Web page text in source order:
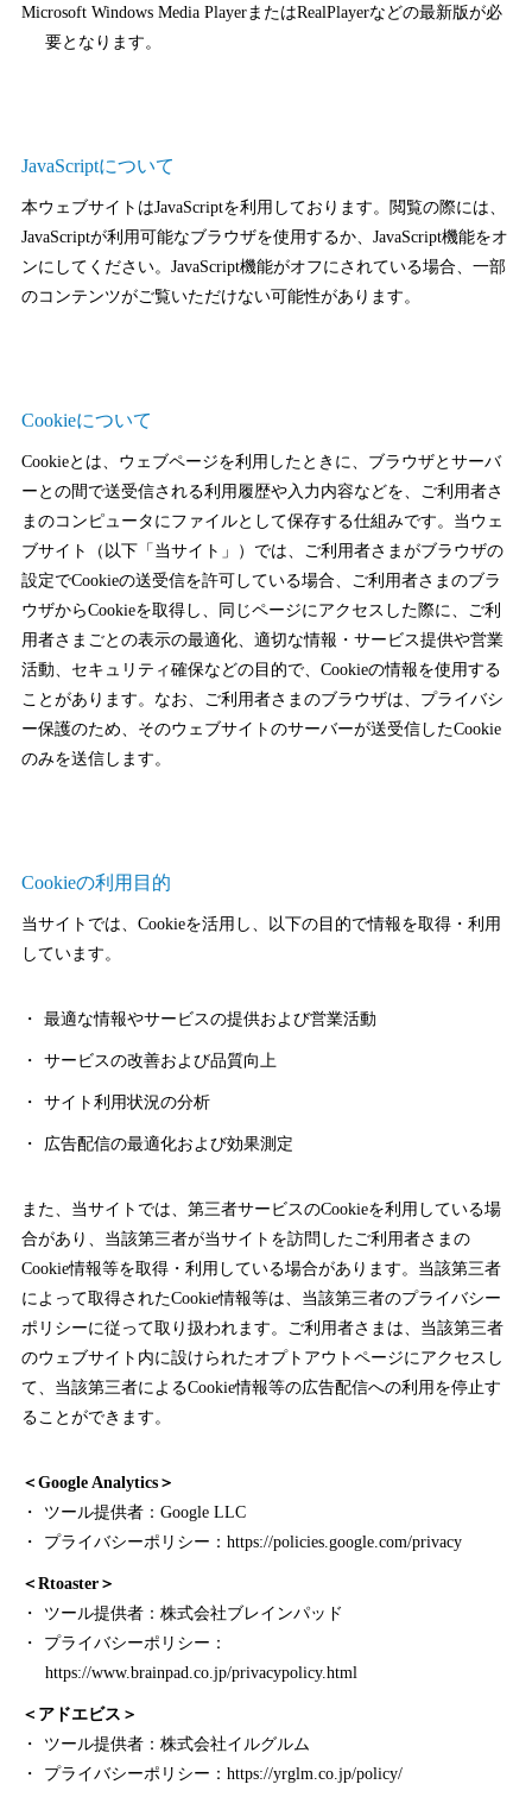
Microsoft Windows Media PlayerまたはRealPlayerなどの最新版が必
要となります。
JavaScriptについて
本ウェブサイトはJavaScriptを利用しております。閲覧の際には、
JavaScriptが利用可能なブラウザを使用するか、JavaScript機能をオ
ンにしてください。JavaScript機能がオフにされている場合、一部
のコンテンツがご覧いただけない可能性があります。
Cookieについて
Cookieとは、ウェブページを利用したときに、ブラウザとサーバ
ーとの間で送受信される利用履歴や入力内容などを、ご利用者さ
まのコンピュータにファイルとして保存する仕組みです。当ウェ
ブサイト（以下「当サイト」）では、ご利用者さまがブラウザの
設定でCookieの送受信を許可している場合、ご利用者さまのブラ
ウザからCookieを取得し、同じページにアクセスした際に、ご利
用者さまごとの表示の最適化、適切な情報・サービス提供や営業
活動、セキュリティ確保などの目的で、Cookieの情報を使用する
ことがあります。なお、ご利用者さまのブラウザは、プライバシ
ー保護のため、そのウェブサイトのサーバーが送受信したCookie
のみを送信します。
Cookieの利用目的
当サイトでは、Cookieを活用し、以下の目的で情報を取得・利用
しています。
最適な情報やサービスの提供および営業活動
サービスの改善および品質向上
サイト利用状況の分析
広告配信の最適化および効果測定
また、当サイトでは、第三者サービスのCookieを利用している場
合があり、当該第三者が当サイトを訪問したご利用者さまの
Cookie情報等を取得・利用している場合があります。当該第三者
によって取得されたCookie情報等は、当該第三者のプライバシー
ポリシーに従って取り扱われます。ご利用者さまは、当該第三者
のウェブサイト内に設けられたオプトアウトページにアクセスし
て、当該第三者によるCookie情報等の広告配信への利用を停止す
ることができます。
＜Google Analytics＞
ツール提供者：Google LLC
プライバシーポリシー： https://policies.google.com/privacy
＜Rtoaster＞
ツール提供者：株式会社ブレインパッド
プライバシーポリシー：
https://www.brainpad.co.jp/privacypolicy.html
＜アドエビス＞
ツール提供者：株式会社イルグルム
プライバシーポリシー： https://yrglm.co.jp/policy/